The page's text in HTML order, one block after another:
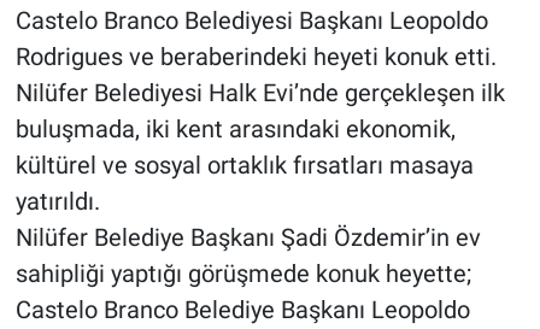
Castelo Branco Belediyesi Başkanı Leopoldo
Rodrigues ve beraberindeki heyeti konuk etti.
Nilüfer Belediyesi Halk Evi’nde gerçekleşen ilk
buluşmada, iki kent arasındaki ekonomik,
kültürel ve sosyal ortaklık fırsatları masaya
yatırıldı.
Nilüfer Belediye Başkanı Şadi Özdemir’in ev
sahipliği yaptığı görüşmede konuk heyette;
Castelo Branco Belediye Başkanı Leopoldo